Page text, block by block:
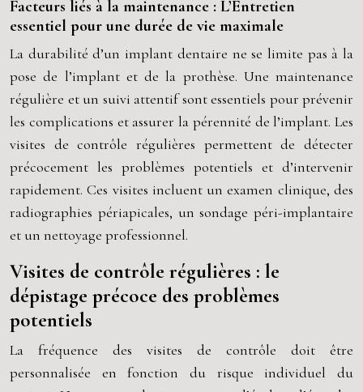
Facteurs liés à la maintenance : L’Entretien
essentiel pour une durée de vie maximale
La durabilité d’un implant dentaire ne se limite pas à la
pose de l’implant et de la prothèse. Une maintenance
régulière et un suivi attentif sont essentiels pour prévenir
les complications et assurer la pérennité de l’implant. Les
visites de contrôle régulières permettent de détecter
précocement les problèmes potentiels et d’intervenir
rapidement. Ces visites incluent un examen clinique, des
radiographies périapicales, un sondage péri-implantaire
et un nettoyage professionnel.
Visites de contrôle régulières : le
dépistage précoce des problèmes
potentiels
La fréquence des visites de contrôle doit être
personnalisée en fonction du risque individuel du